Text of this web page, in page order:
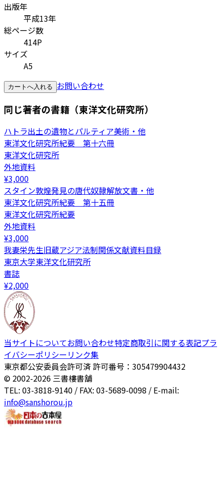
出版年
平成13年
総ページ数
414P
サイズ
A5
カートへ入れる お問い合わせ
同じ著者の書籍（東洋文化研究所）
ハトラ出土の遺物とパルティア美術・他
東洋文化研究所紀要 第十六冊
東洋文化研究所
外地資料
¥3,000
スタイン敦煌発見の唐代奴隷解放文書・他
東洋文化研究所紀要 第十五冊
東洋文化研究所紀要
外地資料
¥3,000
我妻栄先生旧蔵アジア法制関係文献資料目録
東京大学東洋文化研究所
書誌
¥2,000
当サイトについてお問い合わせ特定商取引に関する表記プラ
イバシーポリシー リンク集
東京都公安委員会許可済 許可番号：305479904432
© 2002-2026 三書樓書舗
TEL: 03-3818-9140 / FAX: 03-5689-0098 / E-mail:
info@sanshorou.jp